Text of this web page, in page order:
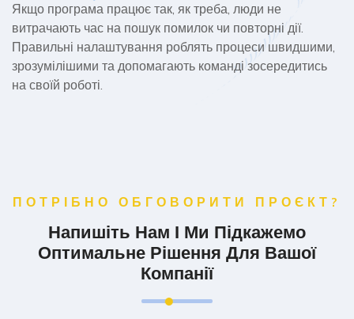
Якщо програма працює так, як треба, люди не
витрачають час на пошук помилок чи повторні дії.
Правильні налаштування роблять процеси швидшими,
зрозумілішими та допомагають команді зосередитись
на своїй роботі.
ПОТРІБНО ОБГОВОРИТИ ПРОЄКТ?
Напишіть Нам І Ми Підкажемо
Оптимальне Рішення Для Вашої
Компанії